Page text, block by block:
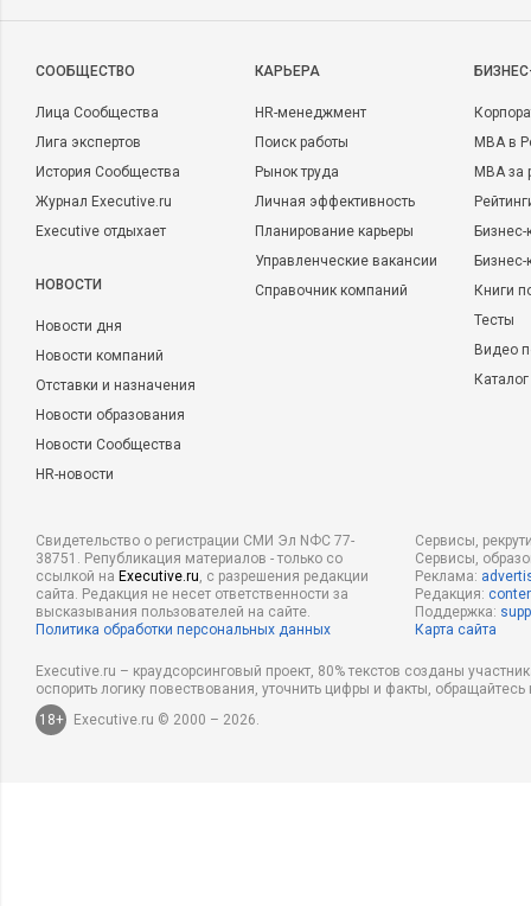
CООБЩЕСТВО
Лица Сообщества
Лига экспертов
История Сообщества
Журнал Executive.ru
Executive отдыхает
НОВОСТИ
Новости дня
Новости компаний
Отставки и назначения
Новости образования
Новости Сообщества
HR-новости
КАРЬЕРА
HR-менеджмент
Поиск работы
Рынок труда
Личная эффективность
Планирование карьеры
Управленческие вакансии
Справочник компаний
MBA в
MBA
Бизнес-
Книги
Тесты
Видео
Свидетельство о регистрации СМИ Эл NФС 77-
38751. Републикация материалов - только со
ссылкой на Executive.ru, с разрешения редакции
сайта. Редакция не несет ответственности за
высказывания пользователей на сайте.
Политика обработки персональных данных
Сервисы,
Сервисы,
Реклама:
Редакция:
Поддержка:
Карта сайта
Executive.ru – краудсорсинговый проект, 80% текстов созданы
оспорить логику повествования, уточнить цифры и факты,
18+
Executive.ru © 2000 – 2026.